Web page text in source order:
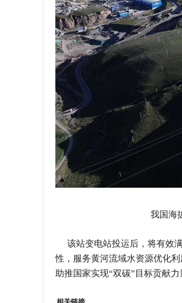
我国海
该站变电站投运后，将有效满
性，服务黄河流域水资源优化
助推国家实现“双碳”目标贡献力